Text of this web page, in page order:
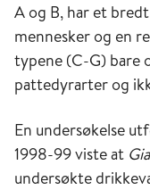
A og B, har et
mennesker og en
typene (C-G) bare
pattedyrarter og
En undersøkelse
1998-99 viste at
undersøkte